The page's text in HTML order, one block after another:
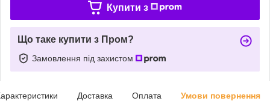
Купити з
Що таке купити з Пром?
Замовлення під захистом
Доставка Оплата Умови повернення